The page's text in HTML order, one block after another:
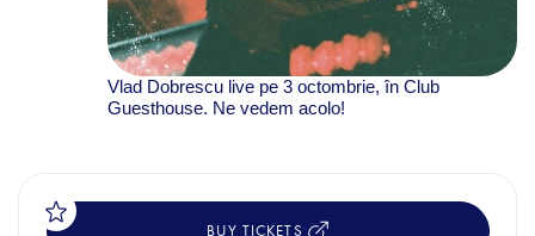
Vlad Dobrescu live pe 3 octombrie, în Club
Guesthouse. Ne vedem acolo!
BUY TICKETS